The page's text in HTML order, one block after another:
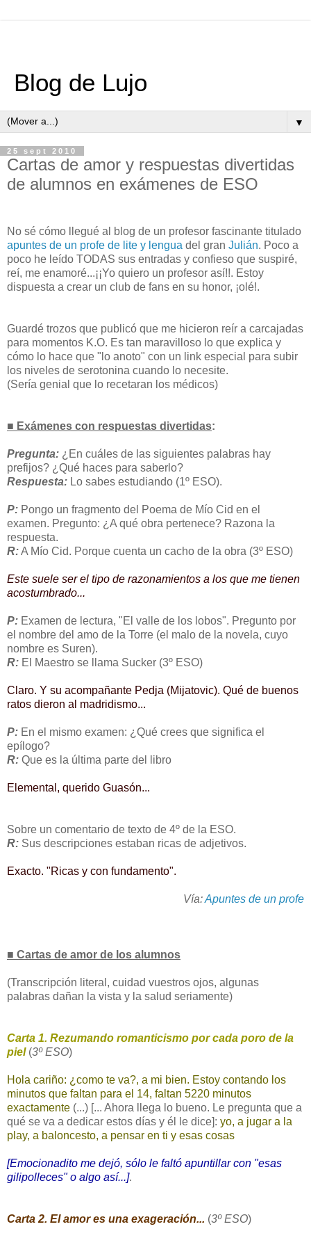
Blog de Lujo
▼
25 sept 2010
Cartas de amor y respuestas divertidas
de alumnos en exámenes de ESO
No sé cómo llegué al blog de un profesor fascinante titulado
apuntes de un profe de lite y lengua del gran Julián. Poco a
poco he leído TODAS sus entradas y confieso que suspiré,
reí, me enamoré...¡¡Yo quiero un profesor así!!. Estoy
dispuesta a crear un club de fans en su honor, ¡olé!.
Guardé trozos que publicó que me hicieron reír a carcajadas
para momentos K.O. Es tan maravilloso lo que explica y
cómo lo hace que "lo anoto" con un link especial para subir
los niveles de serotonina cuando lo necesite.
(Sería genial que lo recetaran los médicos)
■ Exámenes con respuestas divertidas:
Pregunta: ¿En cuáles de las siguientes palabras hay
prefijos? ¿Qué haces para saberlo?
Respuesta: Lo sabes estudiando (1º ESO).
P: Pongo un fragmento del Poema de Mío Cid en el
examen. Pregunto: ¿A qué obra pertenece? Razona la
respuesta.
R:A Mío Cid. Porque cuenta un cacho de la obra (3º ESO)
Este suele ser el tipo de razonamientos a los que me tienen
acostumbrado...
P: Examen de lectura, "El valle de los lobos". Pregunto por
el nombre del amo de la Torre (el malo de la novela, cuyo
nombre es Suren).
R: El Maestro se llama Sucker (3º ESO)
Claro. Y su acompañante Pedja (Mijatovic). Qué de buenos
ratos dieron al madridismo...
P: En el mismo examen: ¿Qué crees que significa el
epílogo?
R: Que es la última parte del libro
Elemental, querido Guasón...
Sobre un comentario de texto de 4º de la ESO.
R: Sus descripciones estaban ricas de adjetivos.
Exacto. "Ricas y con fundamento".
Vía:Apuntes de un profe
■ Cartas de amor de los alumnos
(Transcripción literal, cuidad vuestros ojos, algunas
palabras dañan la vista y la salud seriamente)
Carta 1. Rezumando romanticismo por cada poro de la
piel(3º ESO)
Hola cariño: ¿como te va?, a mi bien. Estoy contando los
minutos que faltan para el 14, faltan 5220 minutos
exactamente (...) [... Ahora llega lo bueno. Le pregunta que a
qué se va a dedicar estos días y él le dice]: yo, a jugar a la
play, a baloncesto, a pensar en ti y esas cosas
[Emocionadito me dejó, sólo le faltó apuntillar con "esas
gilipolleces" o algo así...].
Carta 2. El amor es una exageración... (3º ESO)